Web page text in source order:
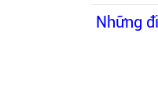
Những